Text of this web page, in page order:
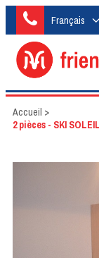
Français
Accueil >
2 pièces - SKI SOLEIL